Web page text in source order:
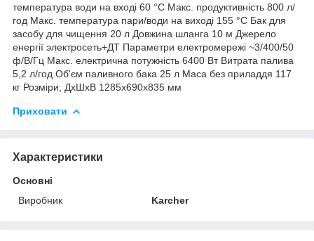
температура води на вході 60 °С Макс. продуктивність 800 л/
год Макс. температура пари/води на виході 155 °С Бак для
засобу для чищення 20 л Довжина шланга 10 м Джерело
енергії электросеть+ДТ Параметри електромережі ~3/400/50
ф/В/Гц Макс. електрична потужність 6400 Вт Витрата палива
5,2 л/год Об'єм паливного бака 25 л Маса без приладдя 117
кг Розміри, ДхШхВ 1285х690х835 мм
Приховати
Характеристики
Основні
Виробник
Karcher